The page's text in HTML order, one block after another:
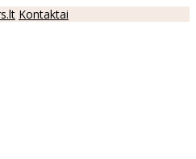
Kontaktai